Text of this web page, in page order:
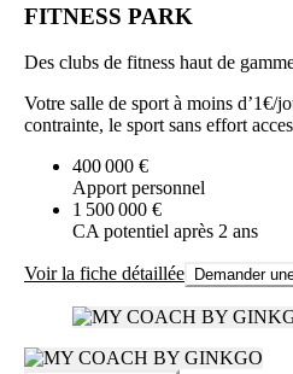
FITNESS PARK
Des clubs de fitness haut de
Votre salle de sport à moins d’1€/
contrainte, le sport sans effort
400 000 €
Apport personnel
1 500 000 €
CA potentiel après 2 ans
Voir la fiche détaillée Demander